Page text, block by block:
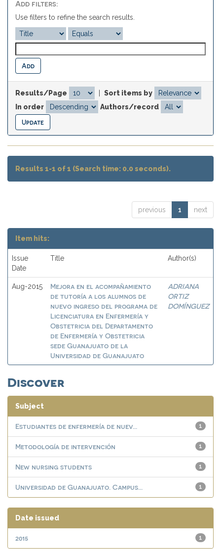
Add filters:
Use filters to refine the search results.
Results/Page
Sort items by
In order
Authors/record
Results 1-1 of 1 (Search time: 0.0 seconds).
previous 1 next
Item hits:
Issue
Date
Title Author(s)
Aug-2015
Mejora en el acompañamiento
de tutoría a los alumnos de
nuevo ingreso del programa de
Licenciatura en Enfermería y
Obstetricia del Departamento
de Enfermería y Obstetricia
sede Guanajuato de la
Universidad de Guanajuato
ADRIANA
ORTIZ
DOMÍNGUEZ
Discover
Subject
1
Estudiantes de enfermería de nuev...
1
Metodología de intervención
1
New nursing students
1
Universidad de Guanajuato. Campus...
Date issued
1
2015